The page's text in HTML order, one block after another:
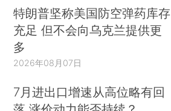
特朗普坚称美国防空弹药库存
充足 但不会向乌克兰提供更
多
2026年08月07日
7月进出口增速从高位略有回